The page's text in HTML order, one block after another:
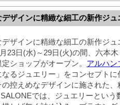
デザインに精緻な細工の新作ジュ
デザインに精緻な細工の新作ジ
23日(水)～29日(火)の間、六本
ショップがオープン。 アルハン
なるジュエリー」をコンセプト
の控えめなデザインに施された
では、ジュエリーという